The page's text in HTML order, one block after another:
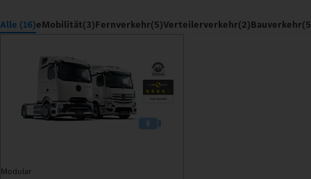
Alle (16)eMobilität(3)Fernverkehr(5)Verteilerverkehr(2)Bauverkehr
Modular